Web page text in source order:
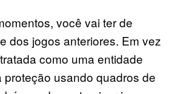
você vai ter de
dos jogos anteriores. Em vez
como uma entidade
usando quadros de